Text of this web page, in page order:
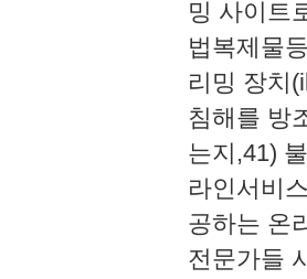
밍 사이트
법복제물
리밍 장치
침해를 방
는지,41)
라인서비
공하는 온
전문가들